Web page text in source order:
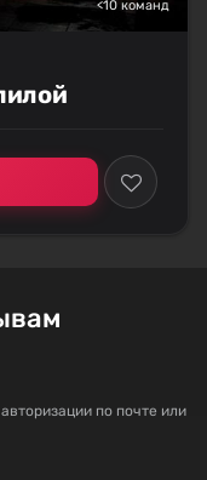
<10 команд
по почте или